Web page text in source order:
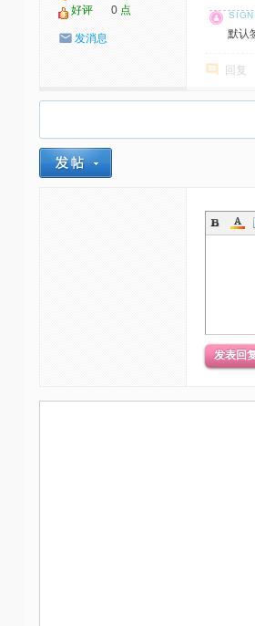
好评
0 点
发消息 默认
回复
发表回